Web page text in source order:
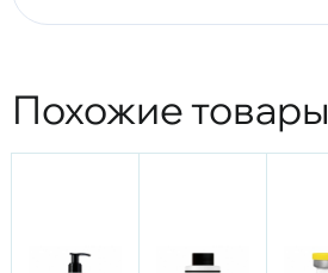
Похожие товары